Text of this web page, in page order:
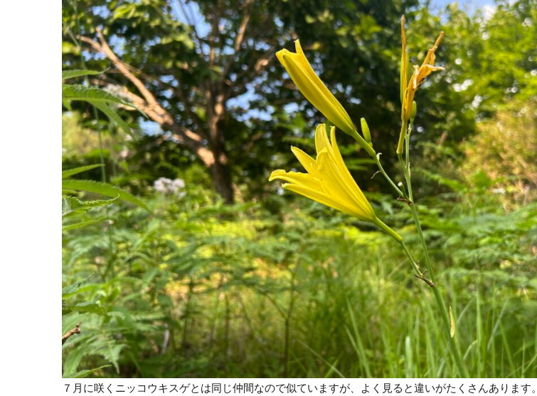
７月に咲くニッコウキスゲとは同じ仲間なので似ていますが、よく見ると違いがたくさんあります。